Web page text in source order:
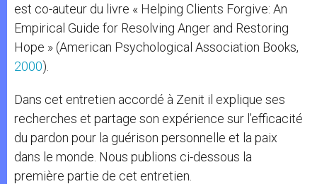
est co-auteur du livre « Helping Clients Forgive: An
Empirical Guide for Resolving Anger and Restoring
Hope » (American Psychological Association Books,
2000).
Dans cet entretien accordé à Zenit il explique ses
recherches et partage son expérience sur l’efficacité
du pardon pour la guérison personnelle et la paix
dans le monde. Nous publions ci-dessous la
première partie de cet entretien.